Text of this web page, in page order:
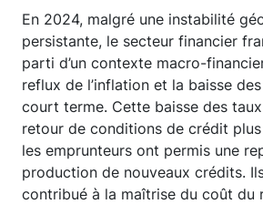
En 2024, malgré une instabilité
persistante, le secteur financier
parti d’un contexte macro-
reflux de l’inflation et la baisse
court terme. Cette baisse des
retour de conditions de crédit
les emprunteurs ont permis une
production de nouveaux crédits.
contribué à la maîtrise du coût du